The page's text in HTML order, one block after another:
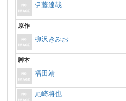
伊藤達哉
原作
柳沢きみお
脚本
福田靖
尾崎将也